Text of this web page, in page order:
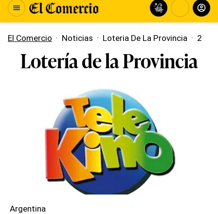
El Comercio · Noticias · Loteria De La Provincia · 2
Lotería de la Provincia
Argentina